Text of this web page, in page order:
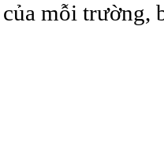
mỗi trường,